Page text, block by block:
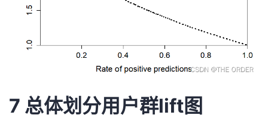
7 总体划分用户群lift图